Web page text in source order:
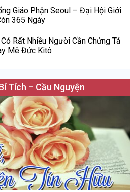
Giáo Phận Seoul – Đại Hội Giới
365 Ngày
Rất Nhiều Người Cần Chứng Tá
Mê Đức Kitô
Tích – Cầu Nguyện